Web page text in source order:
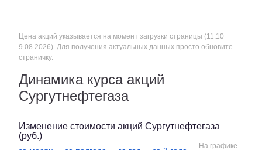
Цена акций указывается на момент загрузки страницы (11:10
9.08.2026). Для получения актуальных данных просто обновите
страничку.
Динамика курса акций
Сургутнефтегаза
Изменение стоимости акций Сургутнефтегаза
(руб.)
На графике